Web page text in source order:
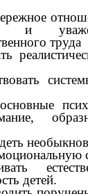
и
труда
детей.